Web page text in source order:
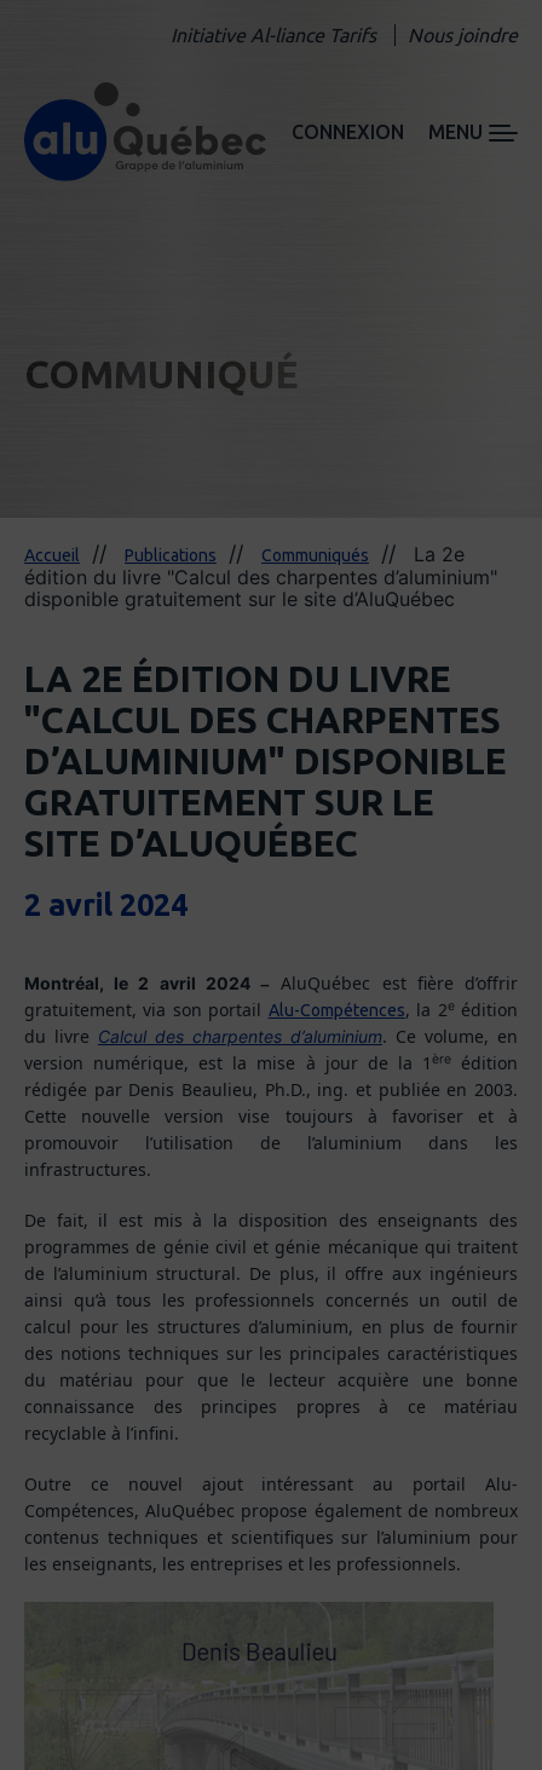
Initiative Al-liance Tarifs Nous joindre
CONNEXION MENU
COMMUNIQUÉ
Accueil Publications Communiqués
La 2e
édition du livre "Calcul des charpentes d’aluminium"
disponible gratuitement sur le site d’AluQuébec
LA 2E ÉDITION DU LIVRE
"CALCUL DES CHARPENTES
D’ALUMINIUM" DISPONIBLE
GRATUITEMENT SUR LE
SITE D’ALUQUÉBEC
2 avril 2024
Montréal, le 2 avril 2024–AluQuébec est fière d’offrir
gratuitement, via son portail Alu-Compétences, la 2eédition
du livre Calcul des charpentes d’aluminium. Ce volume, en
version numérique, est la mise à jour de la 1 èreédition
rédigée par Denis Beaulieu, Ph.D., ing. et publiée en 2003.
Cette nouvelle version vise toujours à favoriser et à
promouvoir l’utilisation de l’aluminium dans les
infrastructures.
De fait, il est mis à la disposition des enseignants des
programmes de génie civil et génie mécanique qui traitent
de l’aluminium structural. De plus, il offre aux ingénieurs
ainsi qu’à tous les professionnels concernés un outil de
calcul pour les structures d’aluminium, en plus de fournir
des notions techniques sur les principales caractéristiques
du matériau pour que le lecteur acquière une bonne
connaissance des principes propres à ce matériau
recyclable à l’infini.
Outre ce nouvel ajout intéressant au portail Alu-
Compétences, AluQuébec propose également de nombreux
contenus techniques et scientifiques sur l’aluminium pour
les enseignants, les entreprises et les professionnels.